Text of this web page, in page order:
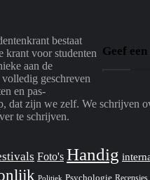
Geef
bestaat
krant voor studenten
aan de
geschreven
en pas-
dat zijn we zelf. We schrijven
te schrijven.
Foto's Handig
Politiek Psychologie Recensies